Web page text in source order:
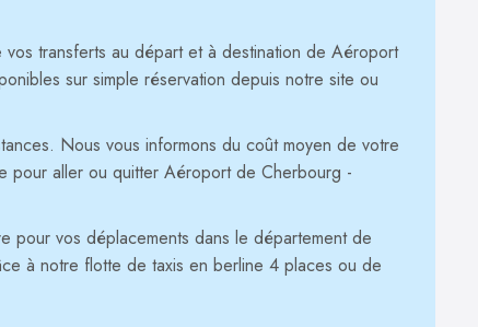
vos transferts au départ et à destination de Aéroport
sur simple réservation depuis notre site ou
Nous vous informons du coût moyen de votre
pour aller ou quitter Aéroport de Cherbourg -
pour vos déplacements dans le département de
à notre flotte de taxis en berline 4 places ou de